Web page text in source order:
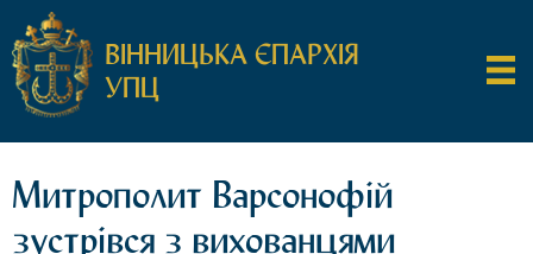
ВІННИЦЬКА ЄПАРХІЯ
УПЦ
Митрополит Варсонофій
зустрівся з вихованцями